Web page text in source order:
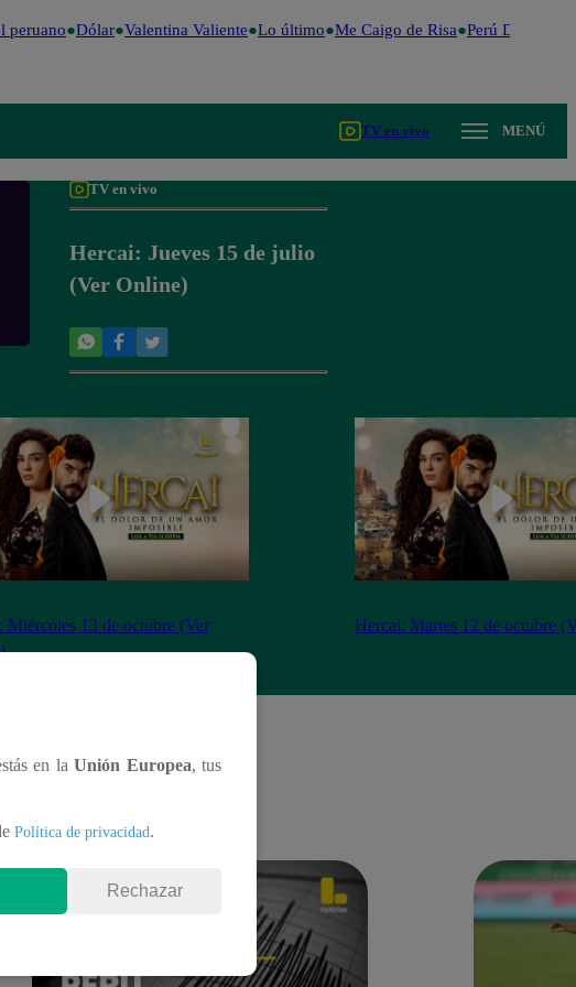
Dólar Valentina Valiente Lo último Me Caigo de Risa Perú Decide
TV en vivo MENÚ
TV en vivo
Hercai: Jueves 15 de julio
(Ver Online)
Miércoles 13 de octubre (Ver
Hercai: Martes 12 de octubre
en laUnión Europea, tus
Política de privacidad.
Rechazar